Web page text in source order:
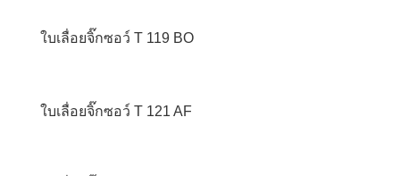
ใบเลื่อยจิ๊กซอว์ T 119 BO
ใบเลื่อยจิ๊กซอว์ T 121 AF